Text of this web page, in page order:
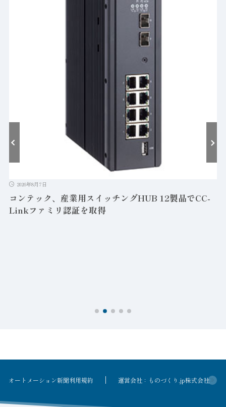
2026年8月7日
コンテック、産業用スイッチングHUB 12製品でCC-
Linkファミリ認証を取得
オートメーション新聞利用規約 運営会社：ものづくり.jp株式会社